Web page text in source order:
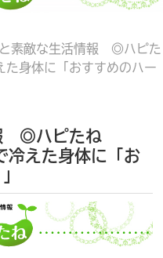
素敵な生活情報 ◎ハピた
身体に「おすすめのハー
◎ハピたね
えた身体に「お